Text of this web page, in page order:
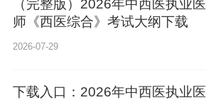
（完整版）2026年中西医执业医
师《西医综合》考试大纲下载
2026-07-29
下载入口：2026年中西医执业医